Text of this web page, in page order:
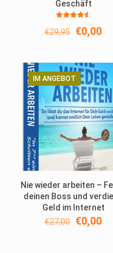
Geschäft
mit
€29,95
Preis
€29,95
€0,00
IM ANGEBOT
Nie wieder arbeiten –
deinen Boss und
Geld im Internet
€27,00 €0,00